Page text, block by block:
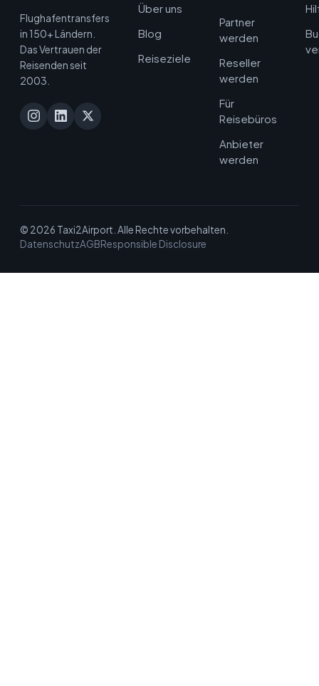
Flughafentransfers
in 150+ Ländern.
Das Vertrauen der
Reisenden seit
2003.
Über uns
Blog
Reiseziele
Partner
werden
Reseller
werden
Für
Reisebüros
Anbieter
werden
© 2026 Taxi2Airport. Alle Rechte vorbehalten.
DatenschutzAGBResponsible Disclosure